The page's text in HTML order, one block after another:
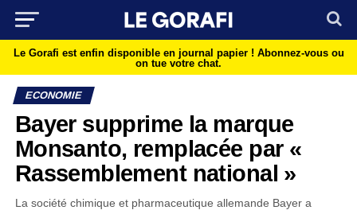
Le Gorafi est enfin disponible en journal papier ! Abonnez-vous ou
on tue votre chat.
ECONOMIE
Bayer supprime la marque
Monsanto, remplacée par «
Rassemblement national »
La société chimique et pharmaceutique allemande Bayer a